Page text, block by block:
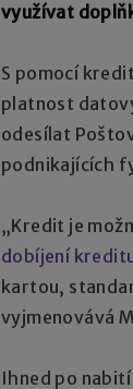
využívat
S pomocí
platnost
odesílat
podnikajících
„Kredit je
dobíjení
kartou,
vyjmenovává
Ihned po